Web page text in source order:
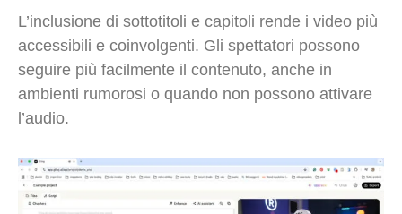
L’inclusione di sottotitoli e capitoli rende i video più
accessibili e coinvolgenti. Gli spettatori possono
seguire più facilmente il contenuto, anche in
ambienti rumorosi o quando non possono attivare
l’audio.